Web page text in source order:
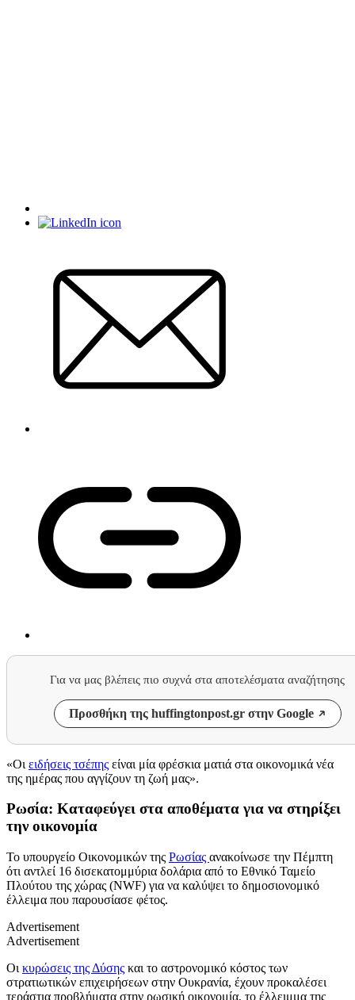
Για να μας βλέπεις πιο συχνά στα αποτελέσματα αναζήτησης
Προσθήκη της huffingtonpost.gr στην Google
«Οι ειδήσεις τσέπης είναι μία φρέσκια ματιά στα οικονομικά νέα
της ημέρας που αγγίζουν τη ζωή μας».
Ρωσία: Καταφεύγει στα αποθέματα για να στηρίξει
την οικονομία
Το υπουργείο Οικονομικών της Ρωσίας ανακοίνωσε την Πέμπτη
ότι αντλεί 16 δισεκατομμύρια δολάρια από το Εθνικό Ταμείο
Πλούτου της χώρας (NWF) για να καλύψει το δημοσιονομικό
έλλειμα που παρουσίασε φέτος.
Advertisement
Advertisement
Οι κυρώσεις της Δύσης και το αστρονομικό κόστος των
στρατιωτικών επιχειρήσεων στην Ουκρανία, έχουν προκαλέσει
τεράστια προβλήματα στην ρωσική οικονομία, το έλλειμμα της